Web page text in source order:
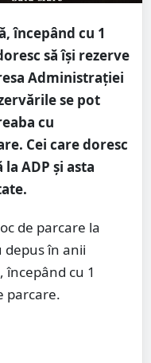
începând cu 1
să își rezerve
Administrației
se pot
cu
Cei care doresc
ADP și asta
de parcare la
depus în anii
cu 1
parcare.